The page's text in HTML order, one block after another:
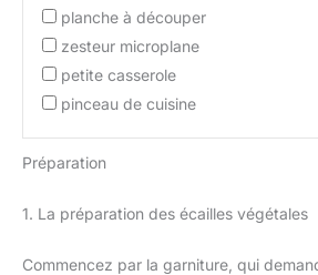
planche à découper
zesteur microplane
petite casserole
pinceau de cuisine
Préparation
1. La préparation des écailles végétales
Commencez par la garniture, qui